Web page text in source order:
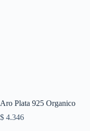
Aro Plata 925 Organico
$ 4.346